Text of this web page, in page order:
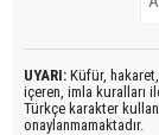
UYARI: Küfür,
içeren, imla kuralları
Türkçe karakter
onaylanmamaktadır.